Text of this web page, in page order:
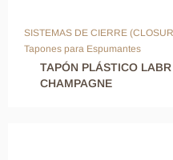
SISTEMAS DE CIERRE
Tapones para Espumantes
TAPÓN PLÁSTICO
CHAMPAGNE